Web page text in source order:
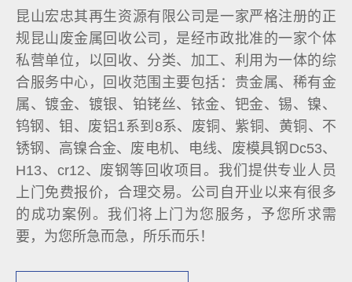
昆山宏忠其再生资源有限公司是一家严格注册的正
规昆山废金属回收公司，是经市政批准的一家个体
私营单位，以回收、分类、加工、利用为一体的综
合服务中心，回收范围主要包括：贵金属、稀有金
属、镀金、镀银、铂铑丝、铱金、钯金、锡、镍、
钨钢、钼、废铝1系到8系、废铜、紫铜、黄铜、不
锈钢、高镍合金、废电机、电线、废模具钢Dc53、
H13、cr12、废钢等回收项目。我们提供专业人员
上门免费报价，合理交易。公司自开业以来有很多
的成功案例。我们将上门为您服务，予您所求需
要，为您所急而急，所乐而乐！